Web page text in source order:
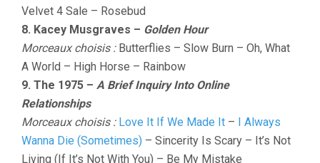
Velvet 4 Sale – Rosebud
8. Kacey Musgraves – Golden Hour
Morceaux choisis :Butterflies – Slow Burn – Oh, What
A World – High Horse – Rainbow
9. The 1975 – A Brief Inquiry Into Online
Relationships
Morceaux choisis : Love It If We Made It – I Always
Wanna Die (Sometimes) – Sincerity Is Scary – It’s Not
Living (If It’s Not With You) – Be My Mistake